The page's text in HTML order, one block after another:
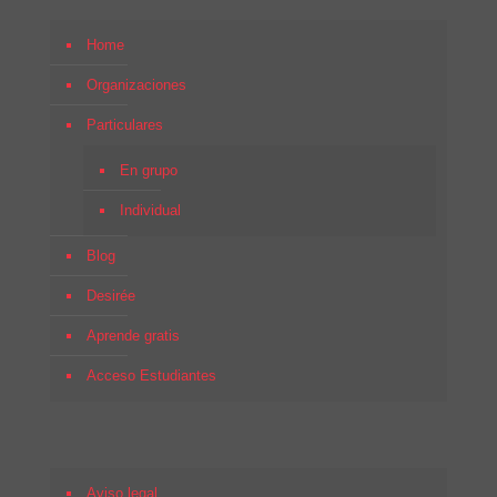
Home
Organizaciones
Particulares
En grupo
Individual
Blog
Desirée
Aprende gratis
Acceso Estudiantes
Aviso legal